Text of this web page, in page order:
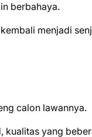
berbahaya.
menjadi
calon lawannya.
kualitas yang